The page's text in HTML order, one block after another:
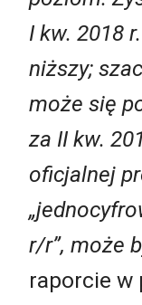
I kw. 2018
niższy;
może się
za II kw.
oficjalnej
r/r”, może
raporcie w